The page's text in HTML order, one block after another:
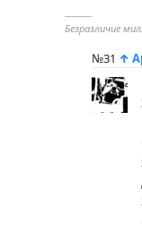
----------
Безразличие
№31 ↑